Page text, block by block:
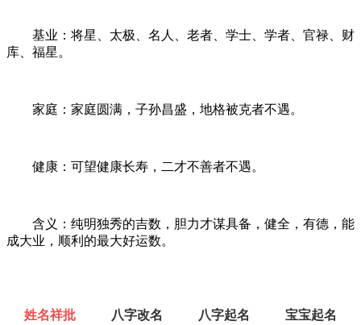
基业：将星、太极、名人、老者、学士、学者、官禄、财
库、福星。
家庭：家庭圆满，子孙昌盛，地格被克者不遇。
健康：可望健康长寿，二才不善者不遇。
含义：纯明独秀的吉数，胆力才谋具备，健全，有德，能
成大业，顺利的最大好运数。
姓名祥批 八字改名 八字起名 宝宝起名